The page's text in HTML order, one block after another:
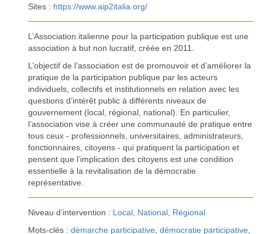
Sites : https://www.aip2italia.org/
L’Association italienne pour la participation publique est une
association à but non lucratif, créée en 2011.
L’objectif de l’association est de promouvoir et d’améliorer la
pratique de la participation publique par les acteurs
individuels, collectifs et institutionnels en relation avec les
questions d’intérêt public à différents niveaux de
gouvernement (local, régional, national). En particulier,
l’association vise à créer une communauté de pratique entre
tous ceux - professionnels, universitaires, administrateurs,
fonctionnaires, citoyens - qui pratiquent la participation et
pensent que l’implication des citoyens est une condition
essentielle à la revitalisation de la démocratie
représentative.
Niveau d’intervention : Local National Régional
Mots-clés : démarche participative démocratie participative